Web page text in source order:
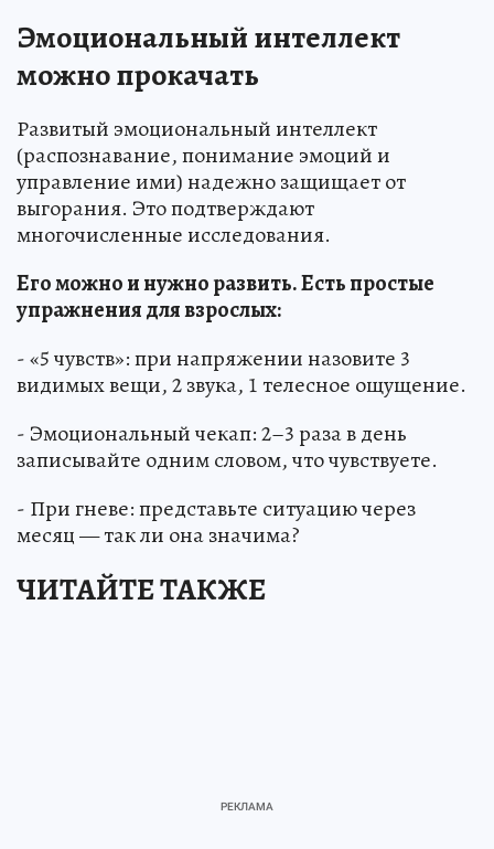
Эмоциональный интеллект
можно прокачать
Развитый эмоциональный интеллект
(распознавание, понимание эмоций и
управление ими) надежно защищает от
выгорания. Это подтверждают
многочисленные исследования.
Его можно и нужно развить. Есть простые
упражнения для взрослых:
- «5 чувств»: при напряжении назовите 3
видимых вещи, 2 звука, 1 телесное ощущение.
- Эмоциональный чекап: 2–3 раза в день
записывайте одним словом, что чувствуете.
- При гневе: представьте ситуацию через
месяц — так ли она значима?
ЧИТАЙТЕ ТАКЖЕ